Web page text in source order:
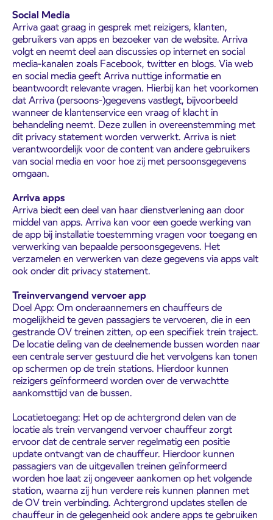
Social Media
Arriva gaat graag in gesprek met reizigers, klanten,
gebruikers van apps en bezoeker van de website. Arriva
volgt en neemt deel aan discussies op internet en social
media-kanalen zoals Facebook, twitter en blogs. Via web
en social media geeft Arriva nuttige informatie en
beantwoordt relevante vragen. Hierbij kan het voorkomen
dat Arriva (persoons-)gegevens vastlegt, bijvoorbeeld
wanneer de klantenservice een vraag of klacht in
behandeling neemt. Deze zullen in overeenstemming met
dit privacy statement worden verwerkt. Arriva is niet
verantwoordelijk voor de content van andere gebruikers
van social media en voor hoe zij met persoonsgegevens
omgaan.
Arriva apps
Arriva biedt een deel van haar dienstverlening aan door
middel van apps. Arriva kan voor een goede werking van
de app bij installatie toestemming vragen voor toegang en
verwerking van bepaalde persoonsgegevens. Het
verzamelen en verwerken van deze gegevens via apps valt
ook onder dit privacy statement.
Treinvervangend vervoer app
Doel App: Om onderaannemers en chauffeurs de
mogelijkheid te geven passagiers te vervoeren, die in een
gestrande OV treinen zitten, op een specifiek trein traject.
De locatie deling van de deelnemende bussen worden naar
een centrale server gestuurd die het vervolgens kan tonen
op schermen op de trein stations. Hierdoor kunnen
reizigers geïnformeerd worden over de verwachtte
aankomsttijd van de bussen.
Locatietoegang: Het op de achtergrond delen van de
locatie als trein vervangend vervoer chauffeur zorgt
ervoor dat de centrale server regelmatig een positie
update ontvangt van de chauffeur. Hierdoor kunnen
passagiers van de uitgevallen treinen geïnformeerd
worden hoe laat zij ongeveer aankomen op het volgende
station, waarna zij hun verdere reis kunnen plannen met
de OV trein verbinding. Achtergrond updates stellen de
chauffeur in de gelegenheid ook andere apps te gebruiken